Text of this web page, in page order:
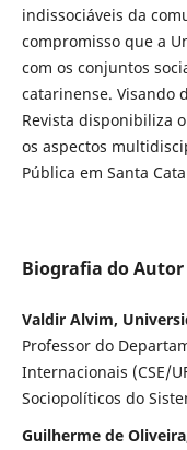
indissociáveis da
compromisso que a
com os conjuntos
catarinense. Visando
Revista disponibiliza
os aspectos
Pública em Santa
Biografia do Autor
Valdir Alvim,
Professor do
Internacionais (CSE/
Sociopolíticos do
Guilherme de